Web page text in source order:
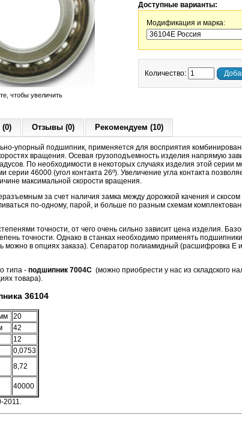
чтобы увеличить
Доступные варианты:
Модификация и марка:
Количество:
Отзывы (0) Рекомендуем (10)
упорный подшипник, применяется для восприятия
вращения. Осевая грузоподъемность изделия напрямую
По необходимости в некоторых случаях изделия этой серии
46000 (угол контакта 26º). Увеличение угла контакта
максимальной скорости вращения.
за счет наличия замка между дорожкой качения и
по-одному, парой, и больше по разным схемам
точности, от чего очень сильно зависит цена изделия.
точности. Однако в станках необходимо применять
можно в опциях заказа). Сепаратор полиамидный (расшифровка Е
типа - подшипник 7004С (можно приобрести у нас из складского
товара).
36104
20
42
12
0,0753
8,72
40000
2011.